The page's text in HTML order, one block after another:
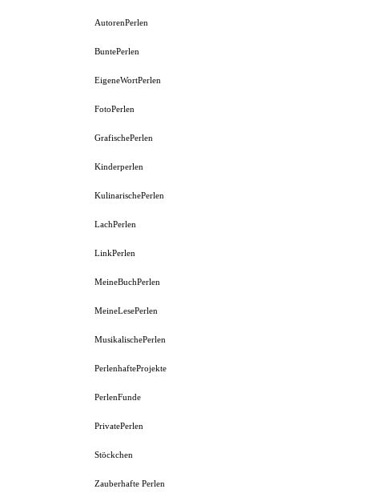
AutorenPerlen
BuntePerlen
EigeneWortPerlen
FotoPerlen
GrafischePerlen
Kinderperlen
KulinarischePerlen
LachPerlen
LinkPerlen
MeineBuchPerlen
MeineLesePerlen
MusikalischePerlen
PerlenhafteProjekte
PerlenFunde
PrivatePerlen
Stöckchen
Zauberhafte Perlen